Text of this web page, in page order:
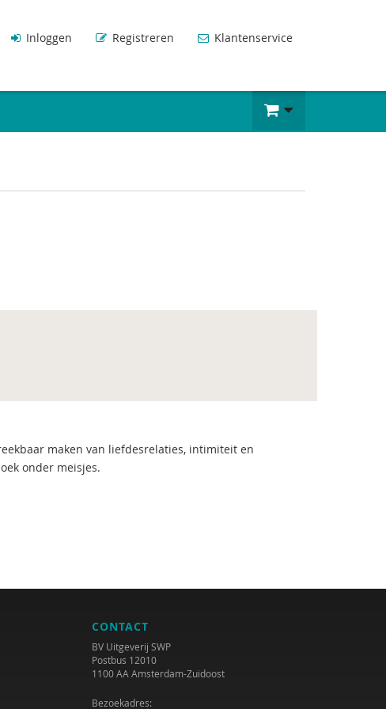
Inloggen Registreren Klantenservice
maken van liefdesrelaties, intimiteit en
onder meisjes.
CONTACT
BV Uitgeverij SWP
Postbus 12010
1100 AA Amsterdam-Zuidoost
Bezoekadres: